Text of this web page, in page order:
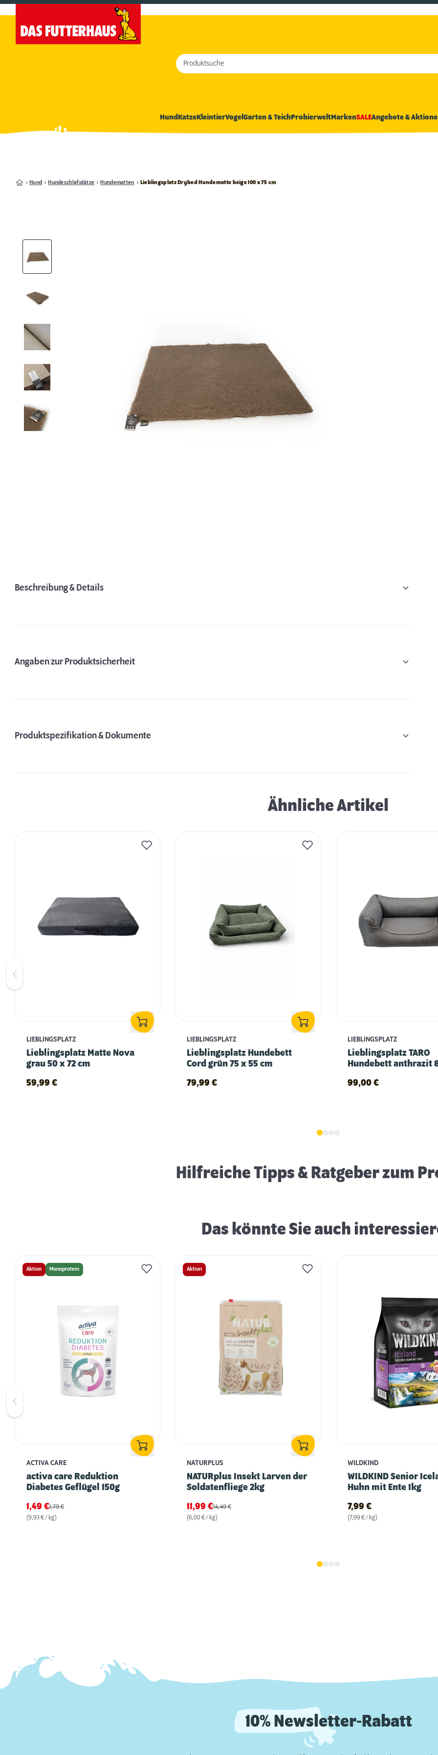
Produktsuche
HundKatzeKleintierVogel Garten & TeichProbierweltMarkenSALEAngebote &
Hund Hundeschlafplätze Hundematten Lieblingsplatz Drybed Hundematte beige 100 x 75 cm
Beschreibung & Details
Angaben zur Produktsicherheit
Produktspezifikation & Dokumente
Ähnliche Artikel
LIEBLINGSPLATZ
Lieblingsplatz Matte Nova
grau 50 x 72 cm
59,99 €
LIEBLINGSPLATZ
Lieblingsplatz Hundebett
Cord grün 75 x 55 cm
79,99€
LIEBLINGSPLATZ
Lieblingsplatz TARO
Hundebett anthrazit
99,00 €
Hilfreiche Tipps & Ratgeber zum
Das könnte Sie auch
Aktion Monoprotein
ACTIVA CARE
activa care Reduktion
Diabetes Geflügel 150g
1,49 €1,79€
(9,93 € / kg)
Aktion
NATURPLUS
NATURplus Insekt Larven der
Soldatenfliege 2kg
11,99€14,49€
(6,00 € / kg)
WILDKIND
WILDKIND Senior
Huhn mit Ente 1kg
7,99 €
(7,99 € / kg)
10% Newsletter-Rabatt